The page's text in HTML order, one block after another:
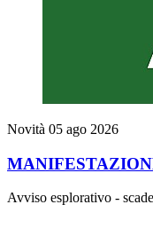
Novità 05 ago 2026
Avviso esplorativo -